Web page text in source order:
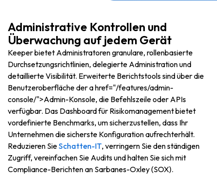
Administrative Kontrollen und
Überwachung auf jedem Gerät
Keeper bietet Administratoren granulare, rollenbasierte
Durchsetzungsrichtlinien, delegierte Administration und
detaillierte Visibilität. Erweiterte Berichtstools sind über die
Benutzeroberfläche der a href="/features/admin-
console/">Admin-Konsole, die Befehlszeile oder APIs
verfügbar. Das Dashboard für Risikomanagement bietet
vordefinierte Benchmarks, um sicherzustellen, dass Ihr
Unternehmen die sicherste Konfiguration aufrechterhält.
Reduzieren SieSchatten-IT, verringern Sie den ständigen
Zugriff, vereinfachen Sie Audits und halten Sie sich mit
Compliance-Berichten an Sarbanes-Oxley (SOX).